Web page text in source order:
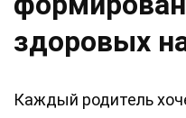
здоровых
Каждый родитель